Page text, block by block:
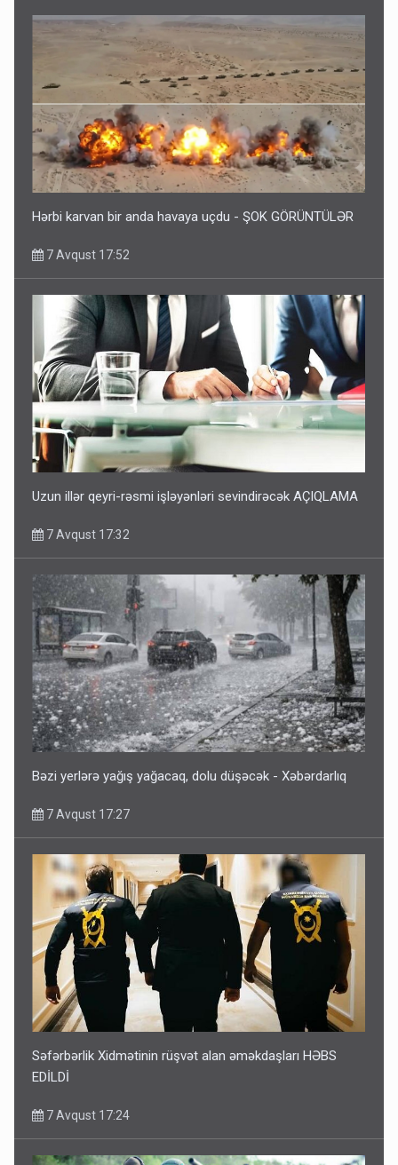
Hərbi karvan bir anda havaya uçdu - ŞOK GÖRÜNTÜLƏR
7 Avqust 17:52
Uzun illər qeyri-rəsmi işləyənləri sevindirəcək AÇIQLAMA
7 Avqust 17:32
Bəzi yerlərə yağış yağacaq, dolu düşəcək - Xəbərdarlıq
7 Avqust 17:27
Səfərbərlik Xidmətinin rüşvət alan əməkdaşları HƏBS
EDİLDİ
7 Avqust 17:24